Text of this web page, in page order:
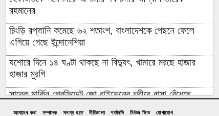
রহমানের
চিংড়ি রপ্তানি কমেছে ৬২ শতাংশ, বাংলাদেশকে পেছনে ফেলে
এগিয়ে গেছে ইন্দোনেশিয়া
যশোরে দিনে ১৪ ঘণ্টা থাকছে না বিদ্যুৎ, খামারে মরছে হাজার
হাজার মুরগি
সাবেক মার্কিন প্রেসিডেন্ট জো বাইডেনের শরীরে বাসা বেঁধেছে
আমাদের কথা সম্পাদক সদস্য হতে নীতিমালা শর্তাবলি নিউজ ফিড যোগাযোগ